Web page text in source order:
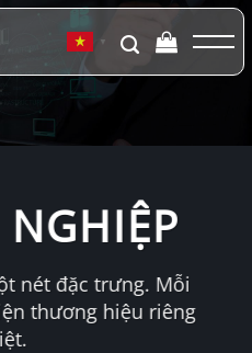
▼
nét đặc trưng. Mỗi
thương hiệu riêng